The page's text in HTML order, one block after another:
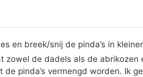
en breek/snij de pinda’s in
zowel de dadels als de abrikozen
pinda’s vermengd worden. Ik